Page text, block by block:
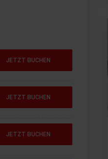
JETZT BUCHEN
JETZT BUCHEN
JETZT BUCHEN